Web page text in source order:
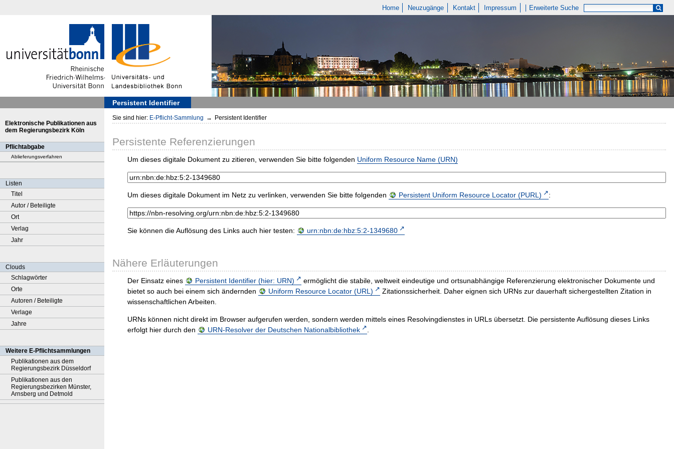
Home Neuzugänge Kontakt Impressum Erweiterte Suche
Persistent Identifier
Elektronische Publikationen aus
dem Regierungsbezirk Köln
Pflichtabgabe
Ablieferungsverfahren
Listen
Titel
Autor / Beteiligte
Ort
Verlag
Jahr
Clouds
Schlagwörter
Orte
Autoren / Beteiligte
Verlage
Jahre
Weitere E-Pflichtsammlungen
Publikationen aus dem
Regierungsbezirk Düsseldorf
Publikationen aus den
Regierungsbezirken Münster,
Arnsberg und Detmold
Sie sind hier: E-Pflicht-Sammlung → Persistent Identifier
Persistente Referenzierungen
Um dieses digitale Dokument zu zitieren, verwenden Sie bitte folgenden Uniform Resource Name (URN)
Um dieses digitale Dokument im Netz zu verlinken, verwenden Sie bitte folgenden Persistent Uniform Resource Locator (PURL) :
Sie können die Auflösung des Links auch hier testen: urn:nbn:de:hbz:5:2-1349680
Nähere Erläuterungen
Der Einsatz eines Persistent Identifier (hier: URN)
ermöglicht die stabile, weltweit eindeutige und ortsunabhängige Referenzierung elektronischer Dokumente und
bietet so auch bei einem sich ändernden
Uniform Resource Locator (URL)
Zitationssicherheit. Daher eignen sich URNs zur dauerhaft sichergestellten Zitation in
wissenschaftlichen Arbeiten.
URNs können nicht direkt im Browser aufgerufen werden, sondern werden mittels eines Resolvingdienstes in URLs übersetzt. Die persistente Auflösung dieses Links
erfolgt hier durch den
URN-Resolver der Deutschen Nationalbibliothek .